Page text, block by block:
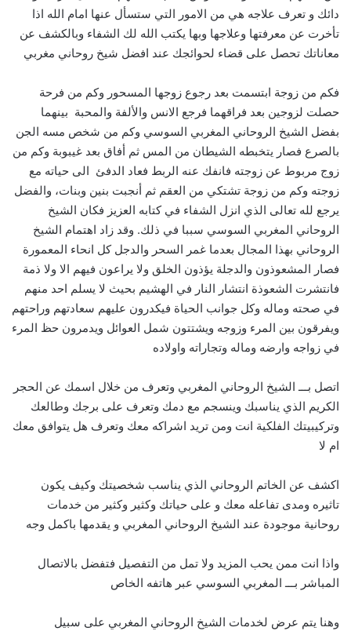
دائك و تعرف علاجه هي من الامور التي ستسأل عنها امام الله اذا
تأخرت عن معرفتها وعلاجها وبها يكتب الله لك الشفاء وبالكشف عن
معاناتك تحصل على قضاء لحوائجك عند افضل شيخ روحاني مغربي
فكم من زوجة ابتسمت بعد رجوع زوجها المسحور وكم من فرحة
حصلت لزوجين بعد فراقهما فرجع الانس والألفة والمحبة بينهما
بفضل الشيخ الروحاني المغربي السوسي وكم من شخص مسه الجن
بالصرع فصار يتخبطه الشيطان من المس ثم أفاق بعد غيبوبة وكم من
زوج مربوط عن زوجته فانفك عنه الربط فعاد الدفئ الى حياته مع
زوجته وكم من زوجة تشتكي من العقم ثم أنجبت بنين وبنات، والفضل
يرجع لله تعالى الذي انزل الشفاء في كتابه العزيز فكان الشيخ
الروحاني المغربي السوسي سببا في ذلك. وقد زاد اهتمام الشيخ
الروحاني بهذا المجال بعدما غمر السحر والدجل كل انحاء المعمورة
فصار المشعوذون والدجلة يؤذون الخلق ولا يراعون فيهم الا ولا ذمة
فانتشرت الشعوذة انتشار النار في الهشيم بحيث لا يسلم احد منهم
في صحته وماله وكل جوانب الحياة فيكدرون عليهم سعادتهم وراحتهم
ويفرقون بين المرء وزوجه ويشتتون شمل العوائل ويدمرون حظ المرء
في زواجه وارضه وماله وتجاراته واولاده
اتصل بـــ الشيخ الروحاني المغربي وتعرف من خلال اسمك عن الحجر
الكريم الذي يناسبك وينسجم مع دمك وتعرف على برجك وطالعك
وتركيبيتك الفلكية انت ومن تريد اشراكه معك وتعرف هل يتوافق معك
ام لا
اكشف عن الخاتم الروحاني الذي يناسب شخصيتك وكيف يكون
تاثيره ومدى تفاعله معك و على حياتك وكثير وكثير من خدمات
روحانية موجودة عند الشيخ الروحاني المغربي و يقدمها باكمل وجه
واذا انت ممن يحب المزيد ولا تمل من التفصيل فتفضل بالاتصال
المباشر بـــ المغربي السوسي عبر هاتفه الخاص
وهنا يتم عرض لخدمات الشيخ الروحاني المغربي على سبيل